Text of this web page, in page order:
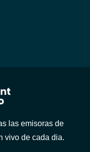
las emisoras de
vivo de cada dia.